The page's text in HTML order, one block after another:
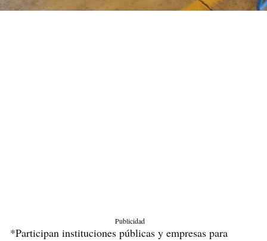
Publicidad
*Participan instituciones públicas y empresas para